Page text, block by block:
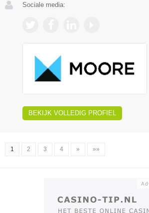
Sociale media:
BEKIJK VOLLEDIG PROFIEL
1 2 3 4 » »»